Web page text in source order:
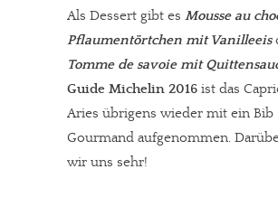
Als Dessert gibt es Mousse au
Pflaumentörtchen mit Vanilleeis
Tomme de savoie mit
Guide Michelin 2016 ist das
Aries übrigens wieder mit ein Bib
Gourmand aufgenommen.
wir uns sehr!